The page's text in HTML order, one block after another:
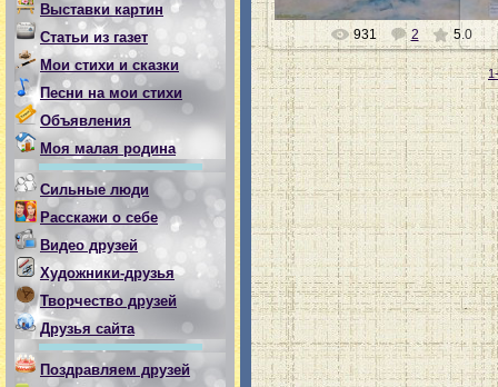
Выставки картин
Статьи из газет
Мои стихи и сказки
Песни на мои стихи
Объявления
Моя малая родина
Сильные люди
Расскажи о себе
Видео друзей
Художники-друзья
Творчество друзей
Друзья сайта
Поздравляем друзей
931 2 5.0